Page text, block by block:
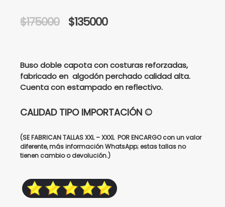
$175000
Original
was:
$175000.
$135000Current
is:
Buso doble capota con costuras reforzadas,
fabricado en algodón perchado calidad alta.
Cuenta con estampado en reflectivo.
CALIDAD TIPO IMPORTACIÓN ©
(SE FABRICAN TALLAS XXL – XXXL POR ENCARGO con un valor
diferente, más información WhatsApp; estas tallas no
tienen cambio o devolución.)